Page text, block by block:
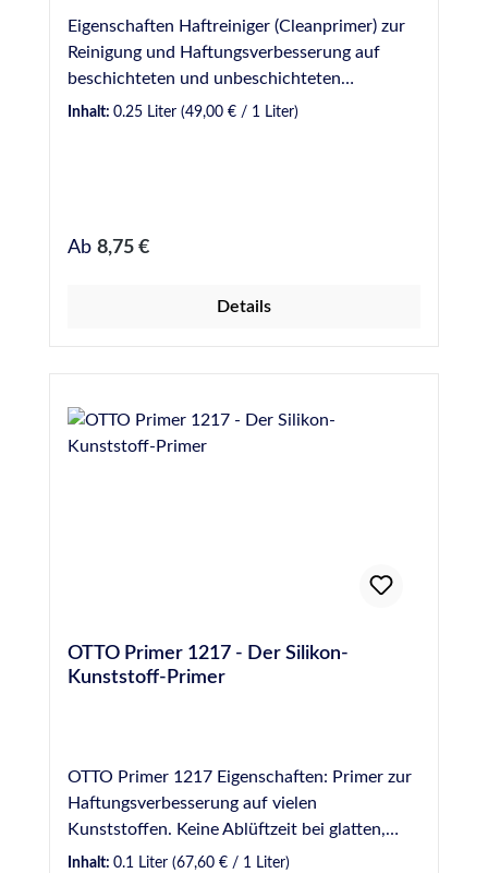
Eigenschaften Haftreiniger (Cleanprimer) zur
Reinigung und Haftungsverbesserung auf
beschichteten und unbeschichteten
metallischen Werkstoffen und auf
Inhalt: 0.25 Liter (49,00 € / 1 Liter)
Regulärer Preis:
Ab 8,75 €
Details
OTTO Primer 1217 - Der Silikon-
Kunststoff-Primer
OTTO Primer 1217 Eigenschaften: Primer zur
Haftungsverbesserung auf vielen
Kunststoffen. Keine Ablüftzeit bei glatten,
nicht saugenden Werkstoffen; ansonsten min.
Inhalt: 0.1 Liter (67,60 € / 1 Liter)